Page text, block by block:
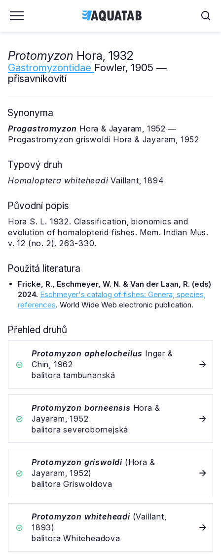
Protomyzon Hora, 1932
Gastromyzontidae Fowler, 1905 ―
přísavníkovití
Synonyma
Progastromyzon Hora & Jayaram, 1952 ―
Progastromyzon griswoldi Hora & Jayaram, 1952
Typový druh
Homaloptera whiteheadi Vaillant, 1894
Původní popis
Hora S. L. 1932. Classification, bionomics and
evolution of homalopterid fishes. Mem. Indian Mus.
v. 12 (no. 2). 263-330.
Použitá literatura
Fricke, R., Eschmeyer, W. N. & Van der Laan, R. (eds)
2024. Eschmeyer's catalog of fishes: Genera, species,
references. World Wide Web electronic publication.
Přehled druhů
Protomyzon aphelocheilus Inger &
Chin, 1962
balitora tambunanská
Protomyzon borneensis Hora &
Jayaram, 1952
balitora severobornejská
Protomyzon griswoldi (Hora &
Jayaram, 1952)
balitora Griswoldova
Protomyzon whiteheadi(Vaillant,
1893)
balitora Whiteheadova